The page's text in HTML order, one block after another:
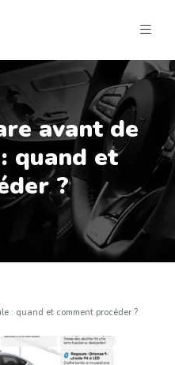
avant de
quand et
?
: quand et comment procéder ?